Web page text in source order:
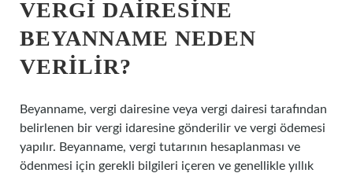
VERGI DAIRESINE
BEYANNAME NEDEN
VERILIR?
Beyanname, vergi dairesine veya vergi dairesi tarafından
belirlenen bir vergi idaresine gönderilir ve vergi ödemesi
yapılır. Beyanname, vergi tutarının hesaplanması ve
ödenmesi için gerekli bilgileri içeren ve genellikle yıllık